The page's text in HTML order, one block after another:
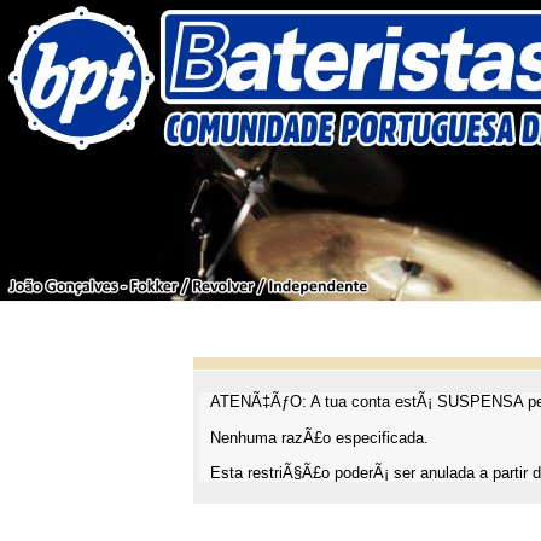
ATENÃ‡ÃƒO: A tua conta estÃ¡ SUSPENSA
Nenhuma razÃ£o especificada.
Esta restriÃ§Ã£o poderÃ¡ ser anulada a partir